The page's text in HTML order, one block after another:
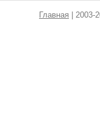
Главная | 2003-